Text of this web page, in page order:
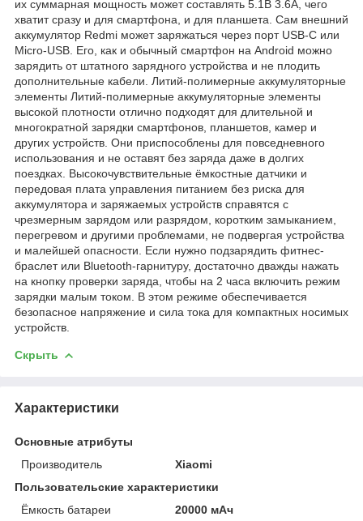
их суммарная мощность может составлять 5.1В 3.6А, чего
хватит сразу и для смартфона, и для планшета. Сам внешний
аккумулятор Redmi может заряжаться через порт USB-C или
Micro-USB. Его, как и обычный смартфон на Android можно
зарядить от штатного зарядного устройства и не плодить
дополнительные кабели. Литий-полимерные аккумуляторные
элементы Литий-полимерные аккумуляторные элементы
высокой плотности отлично подходят для длительной и
многократной зарядки смартфонов, планшетов, камер и
других устройств. Они приспособлены для повседневного
использования и не оставят без заряда даже в долгих
поездках. Высокочувствительные ёмкостные датчики и
передовая плата управления питанием без риска для
аккумулятора и заряжаемых устройств справятся с
чрезмерным зарядом или разрядом, коротким замыканием,
перегревом и другими проблемами, не подвергая устройства
и малейшей опасности. Если нужно подзарядить фитнес-
браслет или Bluetooth-гарнитуру, достаточно дважды нажать
на кнопку проверки заряда, чтобы на 2 часа включить режим
зарядки малым током. В этом режиме обеспечивается
безопасное напряжение и сила тока для компактных носимых
устройств.
Скрыть
Характеристики
Основные атрибуты
Производитель
Xiaomi
Пользовательские характеристики
Ёмкость батареи
20000 мАч